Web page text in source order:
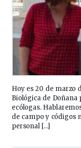
Hoy es 20 de marzo
Biológica de
ecólogas.
de campo y códigos
personal […]